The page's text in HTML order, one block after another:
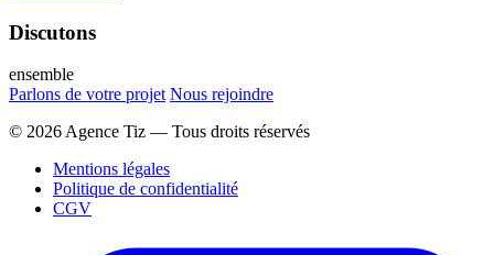
Discutons
ensemble
Parlons de votre projet Nous rejoindre
© 2026 Agence Tiz — Tous droits réservés
Mentions légales
Politique de confidentialité
CGV